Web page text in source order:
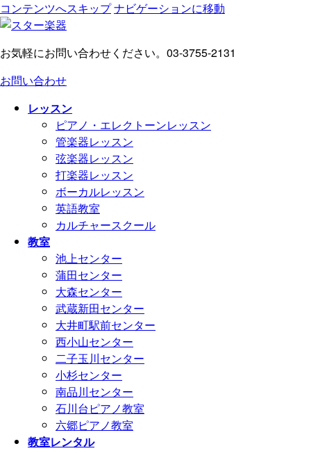
コンテンツへスキップナビゲーションに移動
お気軽にお問い合わせください。 03-3755-2131
お問い合わせ
レッスン
ピアノ・エレクトーンレッスン
管楽器レッスン
弦楽器レッスン
打楽器レッスン
ボーカルレッスン
英語教室
カルチャースクール
教室
池上センター
蒲田センター
大森センター
武蔵新田センター
大井町駅前センター
西小山センター
二子玉川センター
小杉センター
南品川センター
石川台ピアノ教室
六郷ピアノ教室
教室レンタル